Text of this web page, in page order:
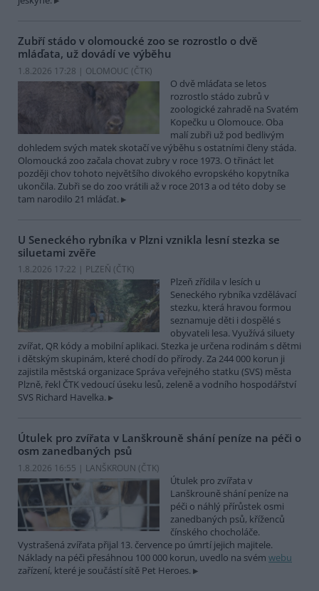
Zubří stádo v olomoucké zoo se rozrostlo o dvě
mláďata, už dovádí ve výběhu
1.8.2026 17:28 | OLOMOUC (ČTK)
O dvě mláďata se letos
rozrostlo stádo zubrů v
zoologické zahradě na Svatém
Kopečku u Olomouce. Oba
malí zubři už pod bedlivým
dohledem svých matek skotačí ve výběhu s ostatními členy stáda.
Olomoucká zoo začala chovat zubry v roce 1973. O třináct let
později chov tohoto největšího divokého evropského kopytníka
ukončila. Zubři se do zoo vrátili až v roce 2013 a od této doby se
tam narodilo 21 mláďat.
U Seneckého rybníka v Plzni vznikla lesní stezka se
siluetami zvěře
1.8.2026 17:22 | PLZEŇ (ČTK)
Plzeň zřídila v lesích u
Seneckého rybníka vzdělávací
stezku, která hravou formou
seznamuje děti i dospělé s
obyvateli lesa. Využívá siluety
zvířat, QR kódy a mobilní aplikaci. Stezka je určena rodinám s dětmi
i dětským skupinám, které chodí do přírody. Za 244 000 korun ji
zajistila městská organizace Správa veřejného statku (SVS) města
Plzně, řekl ČTK vedoucí úseku lesů, zeleně a vodního hospodářství
SVS Richard Havelka.
Útulek pro zvířata v Lanškrouně shání peníze na péči o
osm zanedbaných psů
1.8.2026 16:55 | LANŠKROUN (ČTK)
Útulek pro zvířata v
Lanškrouně shání peníze na
péči o náhlý přírůstek osmi
zanedbaných psů, kříženců
čínského chocholáče.
Vystrašená zvířata přijal 13. července po úmrtí jejich majitele.
Náklady na péči přesáhnou 100 000 korun, uvedlo na svém webu
zařízení, které je součástí sítě Pet Heroes.